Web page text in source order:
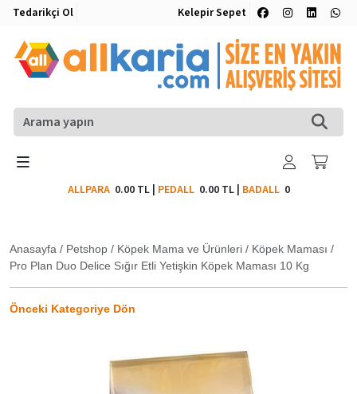
Tedarikçi Ol Kelepir Sepet
ALLPARA 0.00 TL| PEDALL 0.00 TL| BADALL0
Anasayfa / Petshop / Köpek Mama ve Ürünleri / Köpek Maması /
Pro Plan Duo Delice Sığır Etli Yetişkin Köpek Maması 10 Kg
Önceki Kategoriye Dön